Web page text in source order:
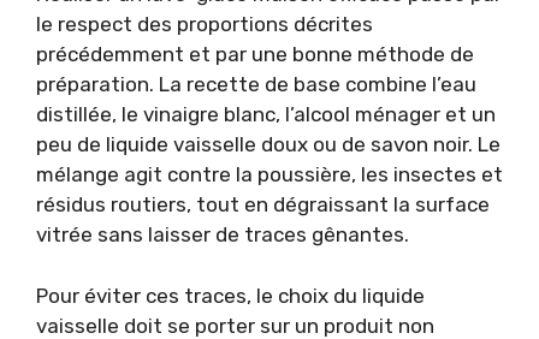
le respect des proportions décrites
précédemment et par une bonne méthode de
préparation. La recette de base combine l’eau
distillée, le vinaigre blanc, l’alcool ménager et un
peu de liquide vaisselle doux ou de savon noir. Le
mélange agit contre la poussière, les insectes et
résidus routiers, tout en dégraissant la surface
vitrée sans laisser de traces gênantes.
Pour éviter ces traces, le choix du liquide
vaisselle doit se porter sur un produit non